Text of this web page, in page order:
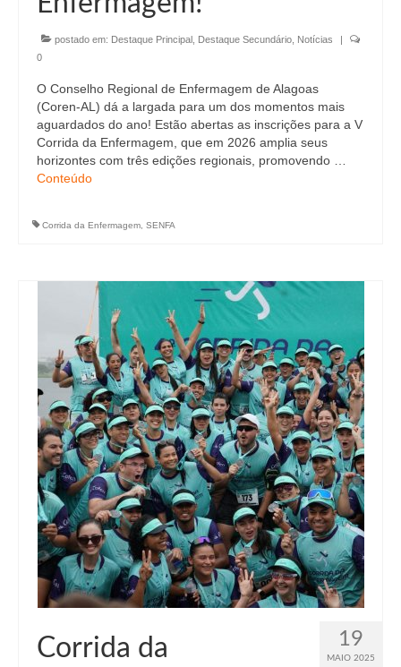
Editais e licitação
Eleições
Responsabilidade Técnica
Legislações
Decisões
Portarias
Desagravo Público
Processos Éticos
Censura Pública
Suspensão do Exercício Profissional
Para Você
Procedimento para registro
Clube de Vantagens
Valores dos serviços
Reserva de auditório
postado em: Destaque Principal Destaque Secundário Notícias
|
0
O Conselho Regional de Enfermagem de Alagoas
(Coren-AL) dá a largada para um dos momentos mais
aguardados do ano! Estão abertas as inscrições para a V
Corrida da Enfermagem, que em 2026 amplia seus
horizontes com três edições regionais, promovendo …
Conteúdo
Corrida da Enfermagem SENFA
19
MAIO 2025
Corrida da